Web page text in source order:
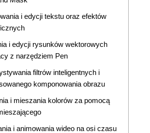
i edycji tekstu oraz efektów
i edycji rysunków wektorowych
z narzędziem Pen
filtrów inteligentnych i
komponowania obrazu
i mieszania kolorów za pomocą
i animowania wideo na osi czasu